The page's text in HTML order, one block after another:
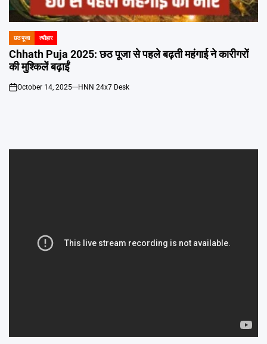
POSTED
IN
छठ पूजा त्यौहार
Chhath Puja 2025: छठ पूजा से पहले बढ़ती महंगाई ने कारीगरों
की मुश्किलें बढ़ाईं
on
October 14, 2025 HNN 24x7 Desk